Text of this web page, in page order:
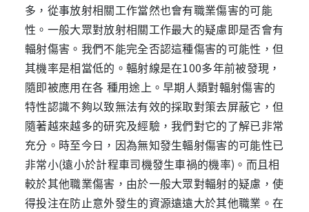
多，從事放射相關工作當然也會有職業傷害的可能
性。一般大眾對放射相關工作最大的疑慮即是否會有
輻射傷害。我們不能完全否認這種傷害的可能性，但
其機率是相當低的。輻射線是在100多年前被發現，
隨即被應用在各 種用途上。早期人類對輻射傷害的
特性認識不夠以致無法有效的採取對策去屏蔽它，但
隨著越來越多的研究及經驗，我們對它的了解已非常
充分。時至今日，因為無知發生輻射傷害的可能性已
非常小(遠小於計程車司機發生車禍的機率) 。而且相
較於其他職業傷害，由於一般大眾對輻射的疑慮，使
得投注在防止意外發生的資源遠遠大於其他職業。在